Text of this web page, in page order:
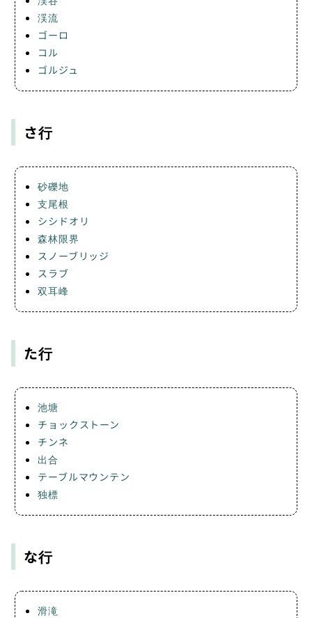
渓流
ゴーロ
コル
ゴルジュ
さ行
砂礫地
支尾根
シシドオリ
森林限界
スノーブリッジ
スラブ
双耳峰
た行
池塘
チョックストーン
チンネ
出合
テーブルマウンテン
独標
な行
滑滝